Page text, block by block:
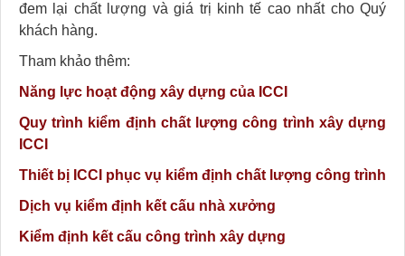
đem lại chất lượng và giá trị kinh tế cao nhất cho Quý
khách hàng.
Tham khảo thêm:
Năng lực hoạt động xây dựng của ICCI
Quy trình kiểm định chất lượng công trình xây dựng
ICCI
Thiết bị ICCI phục vụ kiểm định chất lượng công trình
Dịch vụ kiểm định kết cấu nhà xưởng
Kiểm định kết cấu công trình xây dựng